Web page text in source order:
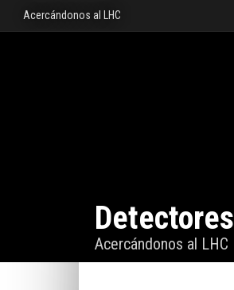
Acercándonos al LHC
Detectores
Acercándonos al LHC